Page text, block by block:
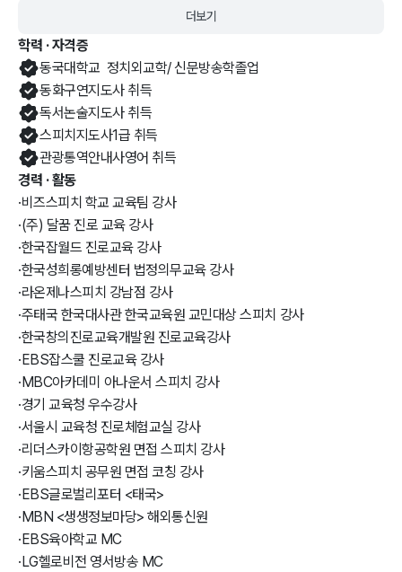
동탄중학교 , 천천중학교 등 다수 학교 출강
현) 비즈스피치 학교 교육팀 강사
     (주) 달꿈 진로 교육 강사
     한국 잡월드 진로교육강사
     주태국 한국대사관 한국교육원 교민 대상 스피치 강사
    - 보이스트레이닝, 파워스피치, 면접스피치
    - 학교생활역량강화, 프리젠테이션 역량강화, 셀프리더십 향상, 대
인관계능력 강화, 의사소통 역량강화
    - 자유학기제 직업체험교실, 아나운서 스피치 교실 수업
    - 서울시 교육청 직업체험교실 수업 , 경기교육청 우수 강사
    - 500여개 이상 기업체/ 공공기관/ 학교 출강 중
<방송 경력>
- EBS 글로벌 리포터 <태국>
- MBN <생생정보마당> 해외통신원
- EBS< EBS육아학교 pin> MC
- CJ헬로비전 영서방송 <나들이 고고씽> MC
- CCS충북방송 MC
- 충주 홍보 영상 촬영
- 이데일리티비 <클로즈업 기업현장> 현장리포터
- 펫츠라이브 TV 진행자
- 베이비라이브 TV 육아전문 쇼호스트
- 원주MBC 리포터 등 다수의 방송진행
더보기
학력 · 자격증
동국대학교  정치외교학/ 신문방송학졸업
동화구연지도사취득
독서논술지도사취득
스피치지도사1급 취득
관광통역안내사영어 취득
경력 · 활동
·비즈스피치 학교 교육팀 강사
·(주) 달꿈 진로 교육 강사
·한국잡월드 진로교육 강사
·한국성희롱예방센터 법정의무교육 강사
·라온제나스피치 강남점 강사
·주태국 한국대사관 한국교육원 교민대상 스피치 강사
·한국창의진로교육개발원 진로교육강사
· EBS잡스쿨 진로교육 강사
· MBC아카데미 아나운서 스피치 강사
·경기 교육청 우수강사
·서울시 교육청 진로체험교실 강사
·리더스카이항공학원 면접 스피치 강사
·키움스피치 공무원 면접 코칭 강사
· EBS글로벌리포터 <태국>
· MBN <생생정보마당> 해외통신원
· EBS육아학교 MC
· LG헬로비전 영서방송 MC